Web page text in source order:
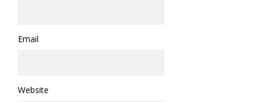
Email
Website